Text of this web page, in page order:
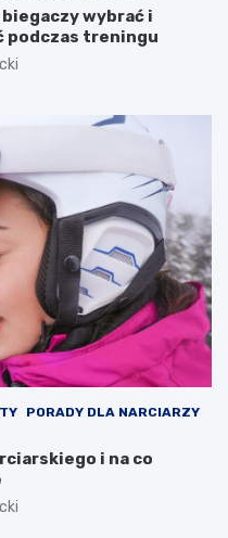
wybrać i
podczas treningu
PORADY DLA NARCIARZY
i na co